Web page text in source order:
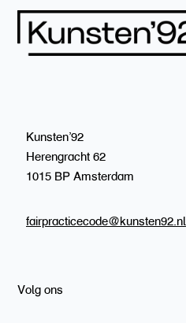
Kunsten’92
Herengracht 62
1015 BP Amsterdam
fairpracticecode@kunsten92.nl
Volg ons